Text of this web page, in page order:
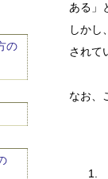
の
ある」
しかし
されて
なお、